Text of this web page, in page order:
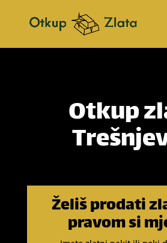
Otkup
Želiš prodati
pravom si